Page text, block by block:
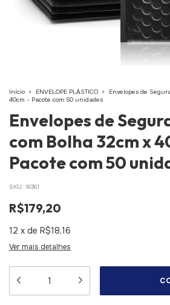
Início > ENVELOPE PLÁSTICO >
Envelopes de
40cm - Pacote com 50 unidades
Envelopes de
com Bolha 32cm x
Pacote com 50
SKU: 16361
R$179,20
12 x de R$18,16
Ver mais detalhes